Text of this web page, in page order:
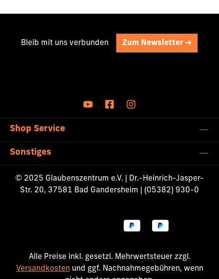
Bleib mit uns verbunden Zum Newsletter ->
Shop Service
Sonstiges
© 2025 Glaubenszentrum e.V. | Dr.-Heinrich-Jasper-
Str. 20, 37581 Bad Gandersheim | (05382) 930-0
Alle Preise inkl. gesetzl. Mehrwertsteuer zzgl.
Versandkosten und ggf. Nachnahmegebühren, wenn